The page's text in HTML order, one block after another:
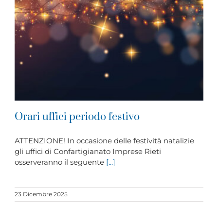
Orari uffici periodo festivo
ATTENZIONE! In occasione delle festività natalizie
gli uffici di Confartigianato Imprese Rieti
osserveranno il seguente [...]
23 Dicembre 2025